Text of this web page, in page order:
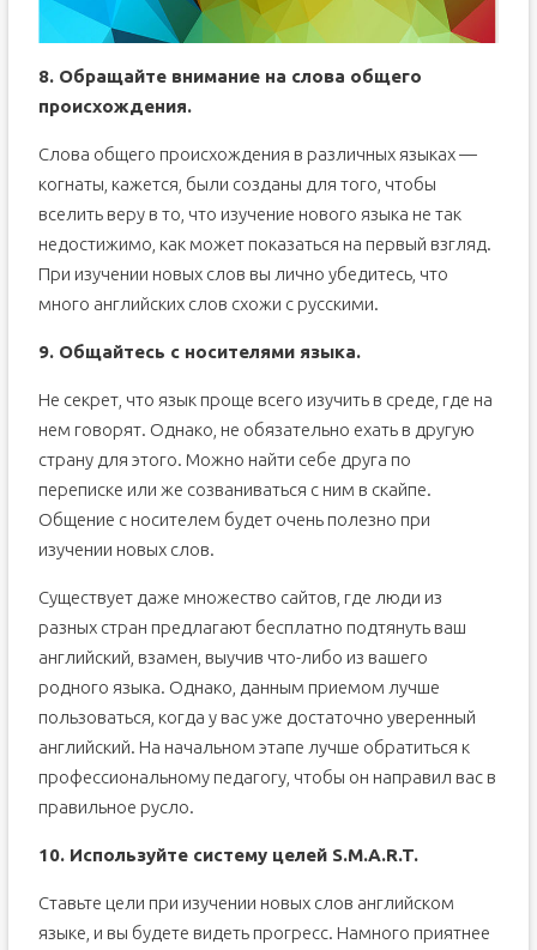
8. Обращайте внимание на слова общего
происхождения.
Слова общего происхождения в различных языках —
когнаты, кажется, были созданы для того, чтобы
вселить веру в то, что изучение нового языка не так
недостижимо, как может показаться на первый взгляд.
При изучении новых слов вы лично убедитесь, что
много английских слов схожи с русскими.
9. Общайтесь с носителями языка.
Не секрет, что язык проще всего изучить в среде, где на
нем говорят. Однако, не обязательно ехать в другую
страну для этого. Можно найти себе друга по
переписке или же созваниваться с ним в скайпе.
Общение с носителем будет очень полезно при
изучении новых слов.
Существует даже множество сайтов, где люди из
разных стран предлагают бесплатно подтянуть ваш
английский, взамен, выучив что-либо из вашего
родного языка. Однако, данным приемом лучше
пользоваться, когда у вас уже достаточно уверенный
английский. На начальном этапе лучше обратиться к
профессиональному педагогу, чтобы он направил вас в
правильное русло.
10. Используйте систему целей S.M.A.R.T.
Ставьте цели при изучении новых слов английском
языке, и вы будете видеть прогресс. Намного приятнее